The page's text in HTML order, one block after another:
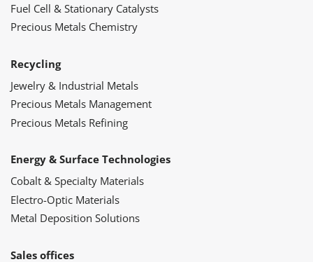
Fuel Cell & Stationary Catalysts
Precious Metals Chemistry
Recycling
Jewelry & Industrial Metals
Precious Metals Management
Precious Metals Refining
Energy & Surface Technologies
Cobalt & Specialty Materials
Electro-Optic Materials
Metal Deposition Solutions
Sales offices